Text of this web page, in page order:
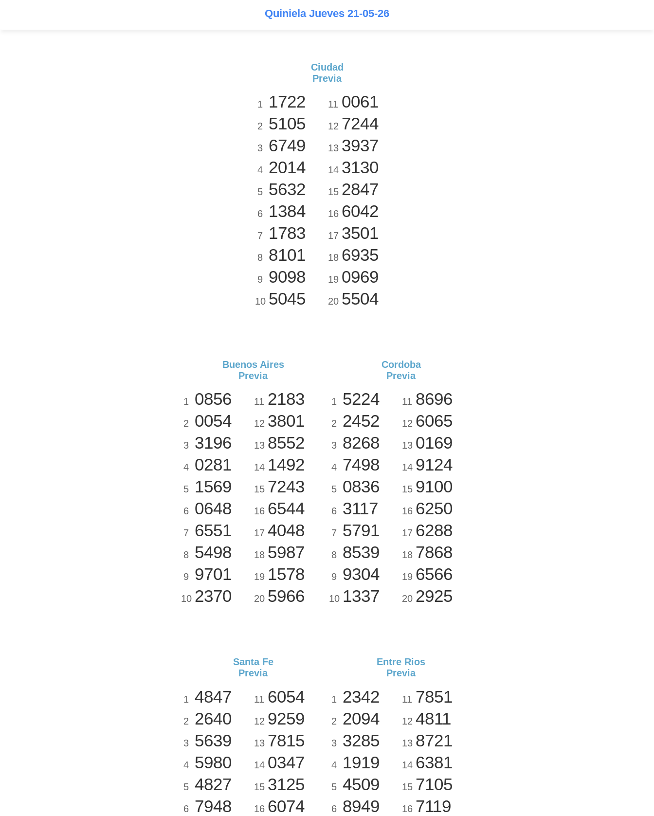
Quiniela Jueves 21-05-26
Ciudad
Previa
1 1722
2 5105
3 6749
4 2014
5 5632
6 1384
7 1783
8 8101
9 9098
10 5045
11 0061
12 7244
13 3937
14 3130
15 2847
16 6042
17 3501
18 6935
19 0969
20 5504
Buenos Aires
Previa
1 0856
2 0054
3 3196
4 0281
5 1569
6 0648
7 6551
8 5498
9 9701
10 2370
11 2183
12 3801
13 8552
14 1492
15 7243
16 6544
17 4048
18 5987
19 1578
20 5966
Cordoba
Previa
1 5224
2 2452
3 8268
4 7498
5 0836
6 3117
7 5791
8 8539
9 9304
10 1337
11 8696
12 6065
13 0169
14 9124
15 9100
16 6250
17 6288
18 7868
19 6566
20 2925
Santa Fe
Previa
1 4847
2 2640
3 5639
4 5980
5 4827
6 7948
11 6054
12 9259
13 7815
14 0347
15 3125
16 6074
Entre Rios
Previa
1 2342
2 2094
3 3285
4 1919
5 4509
6 8949
11 7851
12 4811
13 8721
14 6381
15 7105
16 7119